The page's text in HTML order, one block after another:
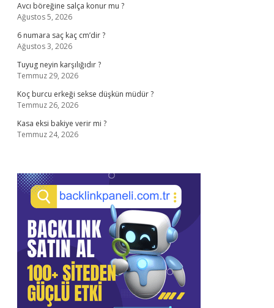
Avcı böreğine salça konur mu ?
Ağustos 5, 2026
6 numara saç kaç cm’dir ?
Ağustos 3, 2026
Tuyug neyin karşılığıdır ?
Temmuz 29, 2026
Koç burcu erkeği sekse düşkün müdür ?
Temmuz 26, 2026
Kasa eksi bakiye verir mi ?
Temmuz 24, 2026